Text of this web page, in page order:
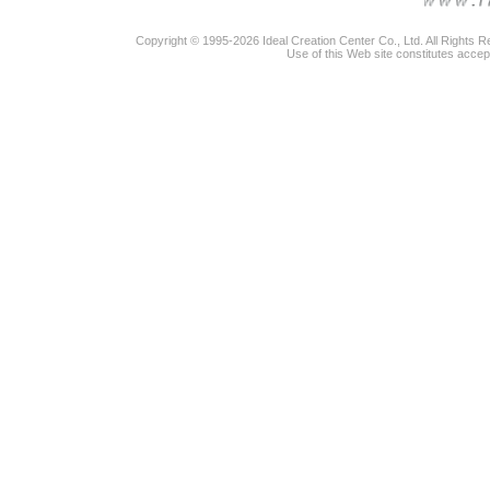
Copyright © 1995-2026 Ideal Creation Center Co., Ltd. All Rights
Use of this Web site constitutes